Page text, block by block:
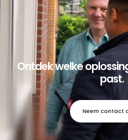
Ontdek welke
past.
Neem contact